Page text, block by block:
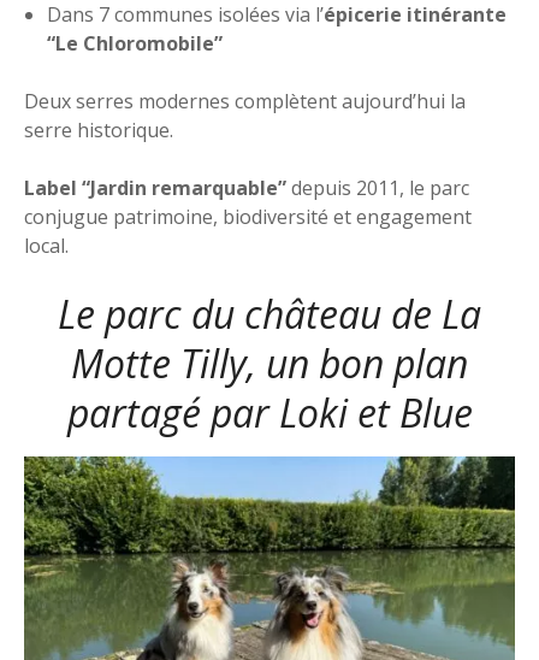
Dans 7 communes isolées via l’épicerie itinérante
“Le Chloromobile”
Deux serres modernes complètent aujourd’hui la
serre historique.
Label “Jardin remarquable”depuis 2011, le parc
conjugue patrimoine, biodiversité et engagement
local.
Le parc du château de La
Motte Tilly, un bon plan
partagé parLoki et Blue